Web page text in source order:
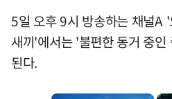
5일 오후 9시 방송하는 채널A
새끼'에서는 '불편한 동거 중
된다.